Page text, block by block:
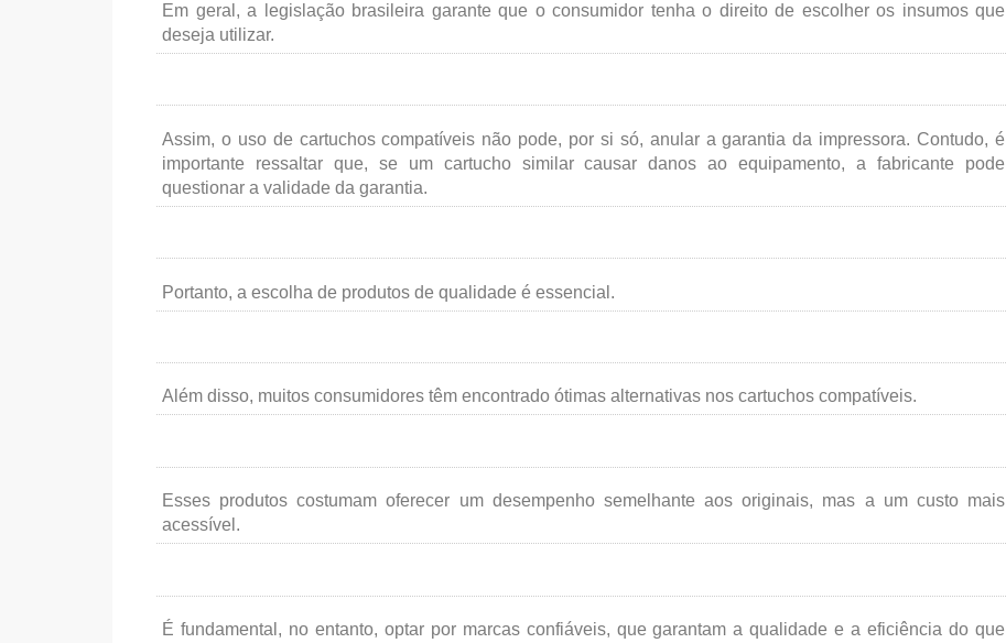
Em geral, a legislação brasileira garante que o consumidor tenha o direito de escolher os insumos que
deseja utilizar.
Assim, o uso de cartuchos compatíveis não pode, por si só, anular a garantia da impressora. Contudo, é
importante ressaltar que, se um cartucho similar causar danos ao equipamento, a fabricante pode
questionar a validade da garantia.
Portanto, a escolha de produtos de qualidade é essencial.
Além disso, muitos consumidores têm encontrado ótimas alternativas nos cartuchos compatíveis.
Esses produtos costumam oferecer um desempenho semelhante aos originais, mas a um custo mais
acessível.
É fundamental, no entanto, optar por marcas confiáveis, que garantam a qualidade e a eficiência do que